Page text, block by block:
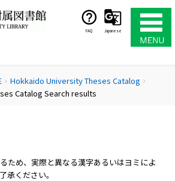
FAQ Japanese
chevron_right Hokkaido University Theses Catalog chevron_right
Catalog Search results
ため、実際と異なる漢字あるいはヨミによ
承ください。